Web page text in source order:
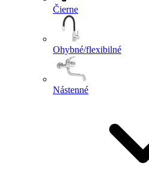
Čierne
Ohybné/flexibilné
Nástenné